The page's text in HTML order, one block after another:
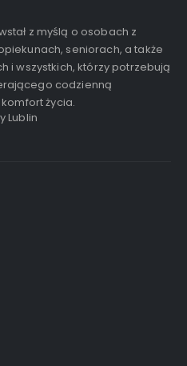
z myślą o osobach z
seniorach, a także
i wszystkich, którzy potrzebują
codzienną
życia.
Lublin